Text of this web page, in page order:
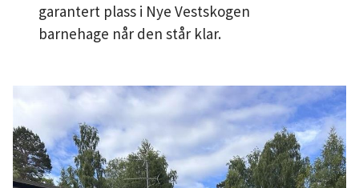
garantert plass i Nye Vestskogen
barnehage når den står klar.